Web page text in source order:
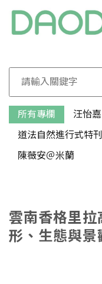
所有專欄 汪怡
道法自然進行式特刊
陳薇安＠米蘭
雲南香格里
形、生態與景